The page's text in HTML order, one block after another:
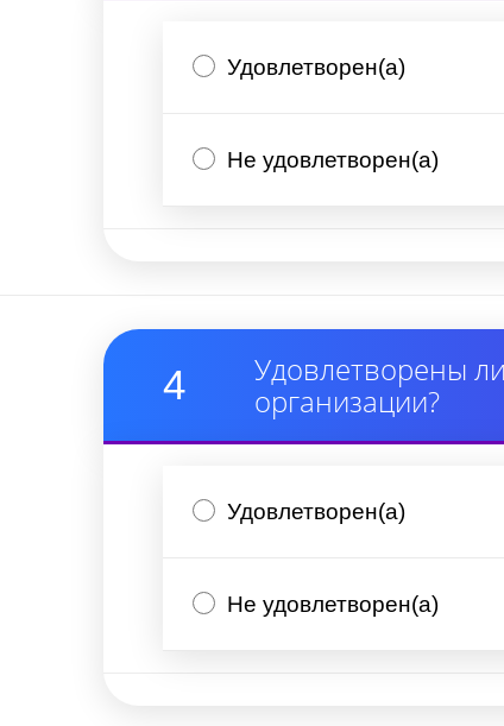
Удовлетворен(а)
Не удовлетворен(а)
4
Удовлетворены
организации?
Удовлетворен(а)
Не удовлетворен(а)